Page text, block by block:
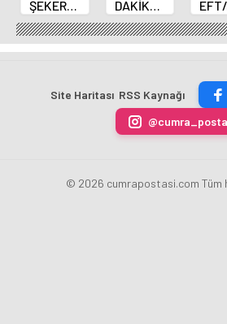
ŞEKER
YILLIK 7
BİN 500
TON
ÜRETİLECEK
DAKİKA
HABERİ:
Yeni
Merkez
Fatih
Karahan
oldu
EFT/
için
Site Haritası RSS Kaynağı
© 2026 cumrapostasi.com Tüm